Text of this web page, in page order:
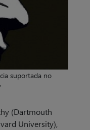
suportada no
(Dartmouth
University),